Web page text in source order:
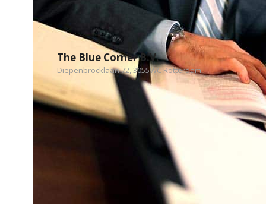
The Blue Corner B.V.
Diepenbrocklaan 72, 3055WC Rotterdam